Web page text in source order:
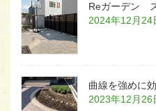
Reガーデン
2024年12月24
曲線を強めに
2023年12月26